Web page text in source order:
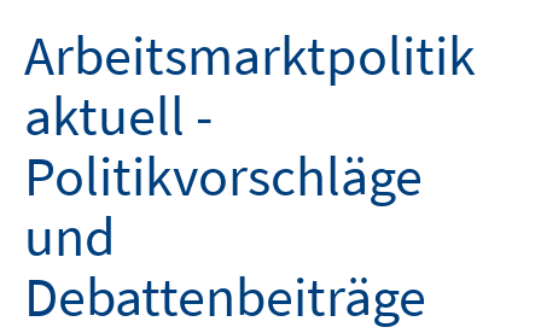
Arbeitsmarktpolitik
aktuell -
Politikvorschläge
und
Debattenbeiträge